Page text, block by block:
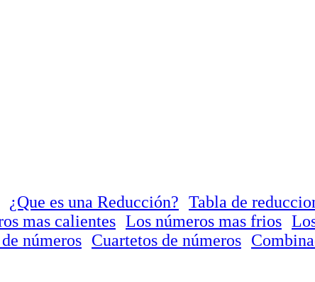
¿Que es una Reducción? Tabla de
mas calientes Los números mas frios
números Cuartetos de números